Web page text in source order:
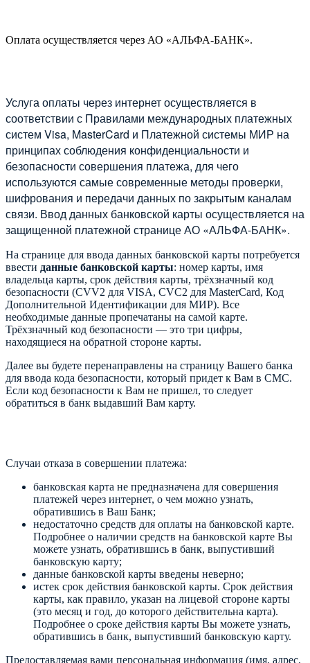
Оплата осуществляется через АО «АЛЬФА-БАНК».
Услуга оплаты через интернет осуществляется в
соответствии с Правилами международных платежных
систем Visa, MasterCard и Платежной системы МИР на
принципах соблюдения конфиденциальности и
безопасности совершения платежа, для чего
используются самые современные методы проверки,
шифрования и передачи данных по закрытым каналам
связи. Ввод данных банковской карты осуществляется на
защищенной платежной странице АО «АЛЬФА-БАНК».
На странице для ввода данных банковской карты потребуется
ввести данные банковской карты: номер карты, имя
владельца карты, срок действия карты, трёхзначный код
безопасности (CVV2 для VISA, CVC2 для MasterCard, Код
Дополнительной Идентификации для МИР). Все
необходимые данные пропечатаны на самой карте.
Трёхзначный код безопасности — это три цифры,
находящиеся на обратной стороне карты.
Далее вы будете перенаправлены на страницу Вашего банка
для ввода кода безопасности, который придет к Вам в СМС.
Если код безопасности к Вам не пришел, то следует
обратиться в банк выдавший Вам карту.
Случаи отказа в совершении платежа:
банковская карта не предназначена для совершения
платежей через интернет, о чем можно узнать,
обратившись в Ваш Банк;
недостаточно средств для оплаты на банковской карте.
Подробнее о наличии средств на банковской карте Вы
можете узнать, обратившись в банк, выпустивший
банковскую карту;
данные банковской карты введены неверно;
истек срок действия банковской карты. Срок действия
карты, как правило, указан на лицевой стороне карты
(это месяц и год, до которого действительна карта).
Подробнее о сроке действия карты Вы можете узнать,
обратившись в банк, выпустивший банковскую карту.
Предоставляемая вами персональная информация (имя, адрес,